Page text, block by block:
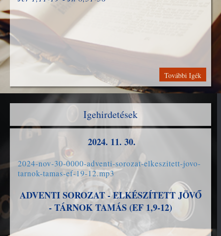
További Igék
Igehirdetések
2024. 11. 30.
2024-nov-30-0000-adventi-sorozat-elkeszitett-jovo-
tarnok-tamas-ef-19-12.mp3
ADVENTI SOROZAT - ELKÉSZÍTETT JÖVŐ
- TÁRNOK TAMÁS (EF 1,9-12)